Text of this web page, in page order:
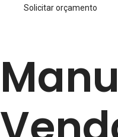
Solicitar orçamento